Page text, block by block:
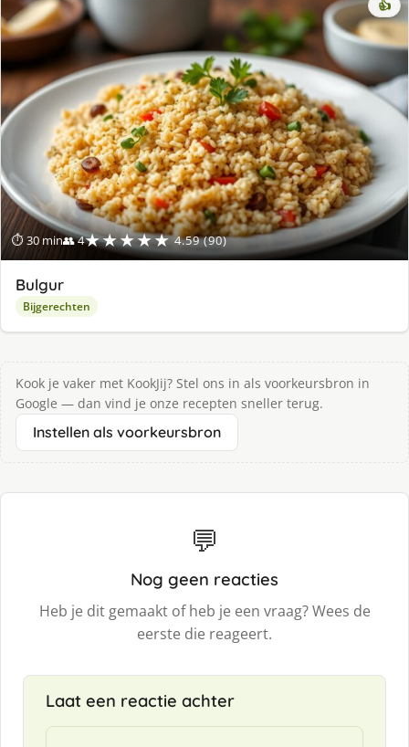
⏱ 30 min👥 4★★★★★ 4.59 (90)
👍
Bulgur
Bijgerechten
Kook je vaker met KookJij? Stel ons in als voorkeursbron in
Google — dan vind je onze recepten sneller terug.
Instellen als voorkeursbron
💬
Nog geen reacties
Heb je dit gemaakt of heb je een vraag? Wees de
eerste die reageert.
Laat een reactie achter